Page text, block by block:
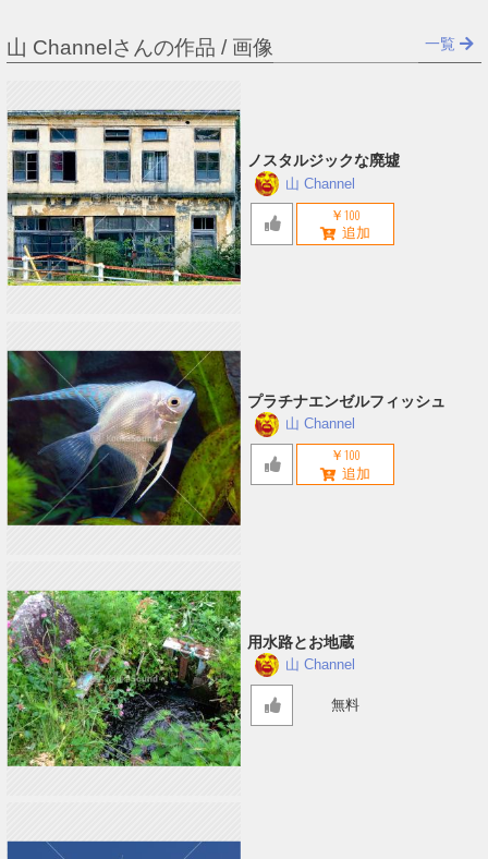
山 Channelさんの作品 / 画像 一覧
ノスタルジックな廃墟
山 Channel
￥100
プラチナエンゼルフィッシュ
山 Channel
￥100
用水路とお地蔵
山 Channel
無料